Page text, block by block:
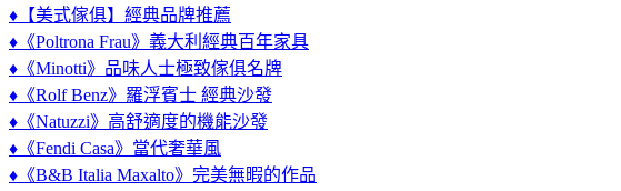
♦【美式傢俱】經典品牌推薦
♦《Poltrona Frau》義大利經典百年家具
♦《Minotti》品味人士極致傢俱名牌
♦《Rolf Benz》羅浮賓士 經典沙發
♦《Natuzzi》高舒適度的機能沙發
♦《Fendi Casa》當代奢華風
♦《B&B Italia Maxalto》完美無暇的作品